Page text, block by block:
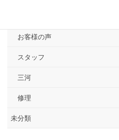
お客様の声
スタッフ
三河
修理
未分類